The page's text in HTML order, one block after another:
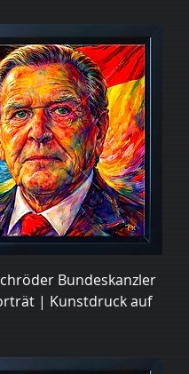
Bundeskanzler
| Kunstdruck auf